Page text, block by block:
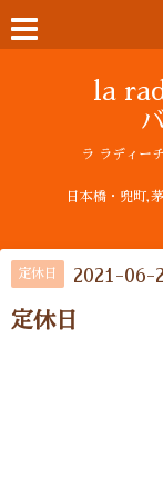
la
ラ ラディー
日本橋・兜町,
定休日 2021-06-
定休日